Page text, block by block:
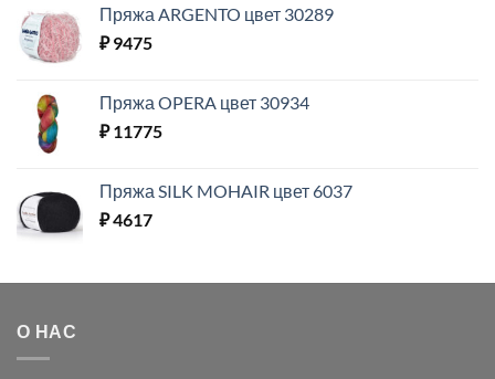
Пряжа ARGENTO цвет 30289
₽9475
Пряжа OPERA цвет 30934
₽11775
Пряжа SILK MOHAIR цвет 6037
₽4617
О НАС